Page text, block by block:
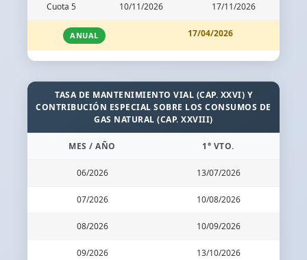
Cuota 5 10/11/2026 17/11/2026
ANUAL 17/04/2026
TASA DE MANTENIMIENTO VIAL (CAP. XXVI) Y
CONTRIBUCIÓN ESPECIAL SOBRE LOS CONSUMOS DE
GAS NATURAL (CAP. XXVIII)
MES / AÑO 1° VTO.
06/2026 13/07/2026
07/2026 10/08/2026
08/2026 10/09/2026
09/2026 13/10/2026